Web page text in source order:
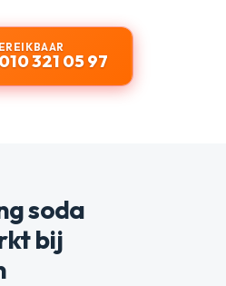
321 05 97
soda
bij